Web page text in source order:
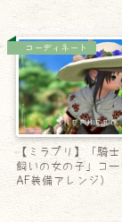
コーディネート
【ミラプリ】「騎
飼いの女の子」コ
AF装備アレンジ）